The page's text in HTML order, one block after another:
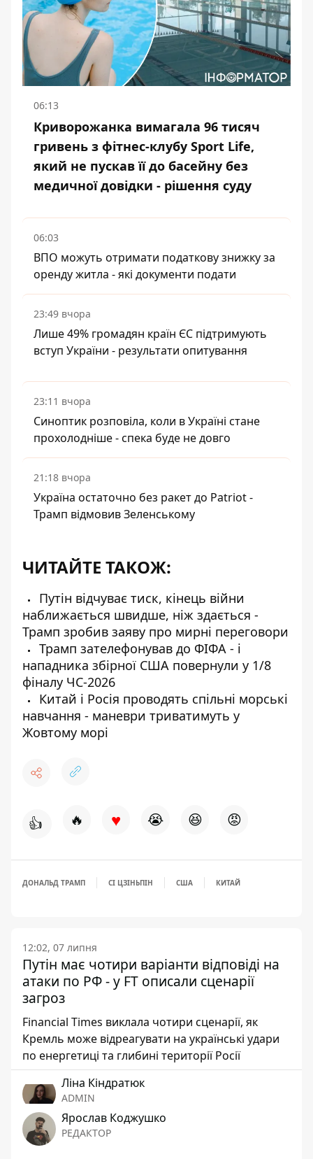
06:13
Криворожанка вимагала 96 тисяч
гривень з фітнес-клубу Sport Life,
який не пускав її до басейну без
медичної довідки - рішення суду
06:03
ВПО можуть отримати податкову знижку за
оренду житла - які документи подати
23:49 вчора
Лише 49% громадян країн ЄС підтримують
вступ України - результати опитування
23:11 вчора
Синоптик розповіла, коли в Україні стане
прохолодніше - спека буде не довго
21:18 вчора
Україна остаточно без ракет до Patriot -
Трамп відмовив Зеленському
ЧИТАЙТЕ ТАКОЖ:
Путін відчуває тиск, кінець війни
наближається швидше, ніж здається -
Трамп зробив заяву про мирні переговори
Трамп зателефонував до ФІФА - і
нападника збірної США повернули у 1/8
фіналу ЧС-2026
Китай і Росія проводять спільні морські
навчання - маневри триватимуть у
Жовтому морі
👍 🔥 ♥ 😭 😆 😡
ДОНАЛЬД ТРАМП СІ ЦЗІНЬПІН США КИТАЙ
12:02, 07 липня
Путін має чотири варіанти відповіді на
атаки по РФ - у FT описали сценарії
загроз
Financial Times виклала чотири сценарії, як
Кремль може відреагувати на українські удари
по енергетиці та глибині території Росії
Ліна Кіндратюк
ADMIN
Ярослав Коджушко
РЕДАКТОР